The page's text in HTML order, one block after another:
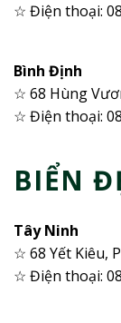
☆ Điện thoại:
Bình Định
☆ 68 Hùng
☆ Điện thoại:
BIỂN
Tây Ninh
☆ 68 Yết Kiêu,
☆ Điện thoại: